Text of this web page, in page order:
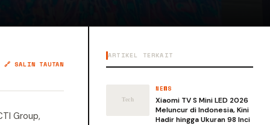
🔗 SALIN TAUTAN
Group,
ARTIKEL TERKAIT
NEWS
Xiaomi TV S Mini LED 2026
Meluncur di Indonesia, Kini
Hadir hingga Ukuran 98 Inci